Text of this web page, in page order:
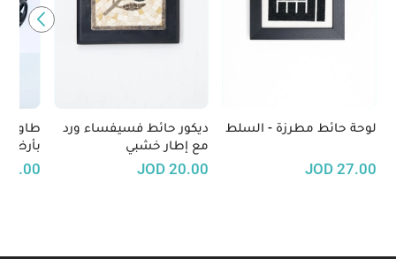
لوحة حائط مطرزة - السلط
27.00
JOD
ديكور حائط فسيفساء ورد
مع إطار خشبي
20.00
JOD
طاولة